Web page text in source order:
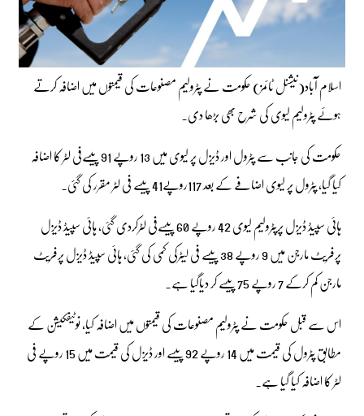
اسلام آباد(نیشنل ٹائمز) حکومت نے پٹرولیم مصنوعات کی قیمتوں میں اضافہ کرتے
ہوئے پٹرولیم لیوی کی شرح بھی بڑھا دی۔
حکومت کی جانب سے پٹرول اور ڈیزل پر لیوی میں 13 روپے 91 پیسےفی لٹر کا اضافہ
کیا گیا، پٹرول پر لیوی اضافے کے بعد 117روپے41 پیسے فی لٹر مقرر کی گئی۔
ہائی سپیڈ ڈیزل پرپٹرولیم لیوی 42 روپے 60 پیسےفی لٹرکردی گئی، ہائی سپیڈ ڈیزل
پرفریٹ مارجن میں 9 روپے 38 پیسے فی لیٹرکی کمی کی گئی، ہائی سپیڈ ڈیزل پرفریٹ
مارجن کم کرکے 7 روپے 75 پیسے کر دیاگیا ہے۔
اس سے قبل حکومت نے پٹرولیم مصنوعات کی قیمتوں میں اضافہ کیا، نوٹیفکیشن کے
مطابق پٹرول کی قیمت میں 14 روپے 92 پیسے اور ڈیزل کی قیمت میں 15 روپے فی
لٹر کا اضافہ کیا گیا ہے۔